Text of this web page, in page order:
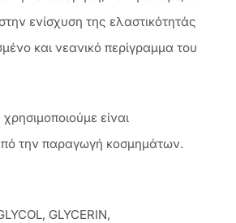
ενίσχυση της ελαστικότητάς
και νεανικό περίγραμμα του
είναι
την παραγωγή κοσμημάτων.
GLYCERIN,